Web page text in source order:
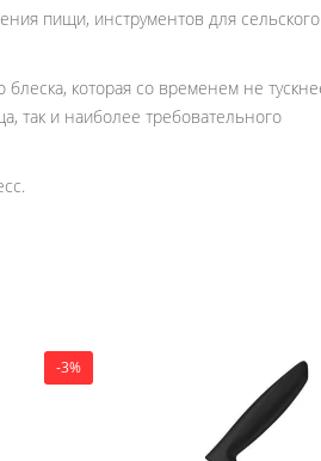
пищи, инструментов для сельского
которая со временем не
так и наиболее требовательного
-3%